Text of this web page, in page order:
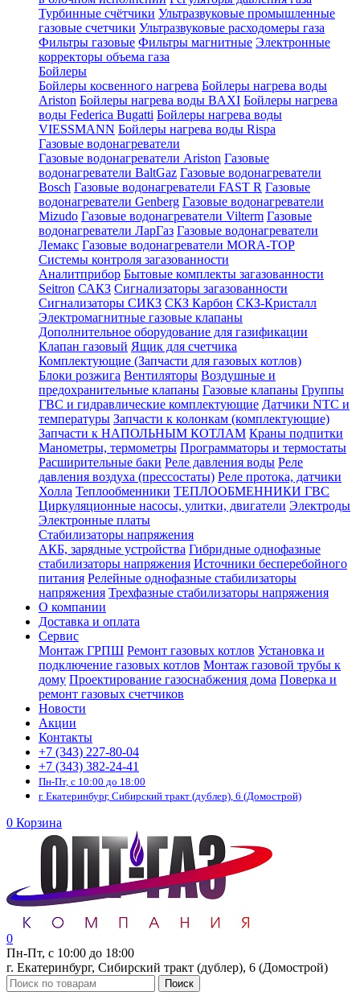
Турбинные счётчики Ультразвуковые промышленные
газовые счетчики Ультразвуковые расходомеры газа
Фильтры газовые Фильтры магнитные Электронные
корректоры объема газа
Бойлеры
Бойлеры косвенного нагрева Бойлеры нагрева воды
Ariston Бойлеры нагрева воды BAXI Бойлеры нагрева
воды Federica Bugatti Бойлеры нагрева воды
VIESSMANN Бойлеры нагрева воды Rispa
Газовые водонагреватели
Газовые водонагреватели Ariston Газовые
водонагреватели BaltGaz Газовые водонагреватели
Bosch Газовые водонагреватели FAST R Газовые
водонагреватели Genberg Газовые водонагреватели
Mizudo Газовые водонагреватели Vilterm Газовые
водонагреватели ЛарГаз Газовые водонагреватели
Лемакс Газовые водонагреватели MORA-TOP
Системы контроля загазованности
Аналитприбор Бытовые комплекты загазованности
Seitron САКЗ Сигнализаторы загазованности
Сигнализаторы СИКЗ СКЗ Карбон СКЗ-Кристалл
Электромагнитные газовые клапаны
Дополнительное оборудование для газификации
Клапан газовый Ящик для счетчика
Комплектующие (Запчасти для газовых котлов)
Блоки розжига Вентиляторы Воздушные и
предохранительные клапаны Газовые клапаны Группы
ГВС и гидравлические комплектующие Датчики NTC и
температуры Запчасти к колонкам (комплектующие)
Запчасти к НАПОЛЬНЫМ КОТЛАМ Краны подпитки
Манометры, термометры Программаторы и термостаты
Расширительные баки Реле давления воды Реле
давления воздуха (прессостаты) Реле протока, датчики
Холла Теплообменники ТЕПЛООБМЕННИКИ ГВС
Циркуляционные насосы, улитки, двигатели Электроды
Электронные платы
Стабилизаторы напряжения
АКБ, зарядные устройства Гибридные однофазные
стабилизаторы напряжения Источники бесперебойного
питания Релейные однофазные стабилизаторы
напряжения Трехфазные стабилизаторы напряжения
О компании
Доставка и оплата
Сервис
Монтаж ГРПШ Ремонт газовых котлов Установка и
подключение газовых котлов Монтаж газовой трубы к
дому Проектирование газоснабжения дома Поверка и
ремонт газовых счетчиков
Новости
Акции
Контакты
+7 (343) 227-80-04
+7 (343) 382-24-41
Пн-Пт, с 10:00 до 18:00
г. Екатеринбург, Сибирский тракт (дублер), 6 (Домострой)
0 Корзина
0
Пн-Пт, с 10:00 до 18:00
г. Екатеринбург, Сибирский тракт (дублер), 6 (Домострой)
Поиск